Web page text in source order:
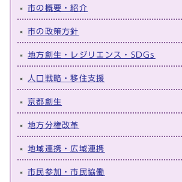
市の概要・紹介
市の政策方針
地方創生・レジリエンス・SDGs
人口戦略・移住支援
京都創生
地方分権改革
地域連携・広域連携
市民参加・市民協働